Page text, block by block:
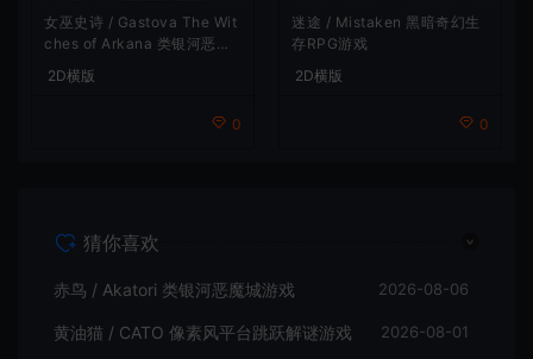
女巫史诗 / Gastova The Wit
ches of Arkana 类银河恶魔
城动作游戏
2D横版
0
迷途 / Mistaken 黑暗奇幻生
存RPG游戏
2D横版
0
猜你喜欢
赤鸟 / Akatori 类银河恶魔城游戏 2026-08-06
黄油猫 / CATO 像素风平台跳跃解谜游戏 2026-08-01